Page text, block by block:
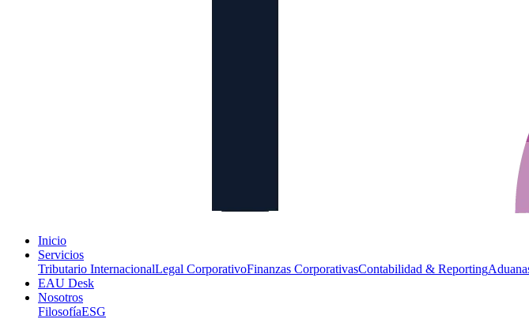
Inicio
Servicios
Tributario InternacionalLegal CorporativoFinanzas CorporativasContabilidad & Reporting
EAU Desk
Nosotros
FilosofíaESG